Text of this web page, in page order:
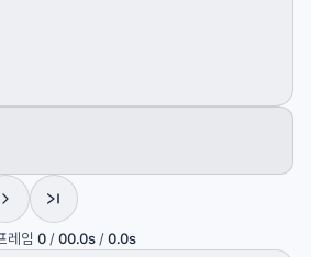
레임 0/00.0s/0.0s